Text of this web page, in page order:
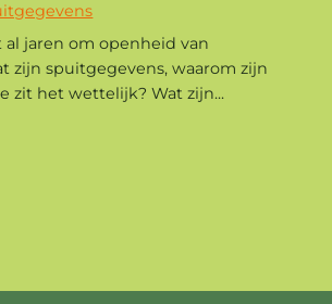
jaren om openheid van
zijn spuitgegevens, waarom zijn
zit het wettelijk? Wat zijn...